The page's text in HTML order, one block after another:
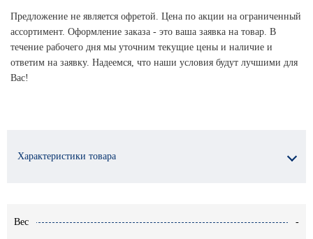
Предложение не является офретой. Цена по акции на ограниченный
ассортимент. Оформление заказа - это ваша заявка на товар. В
течение рабочего дня мы уточним текущие цены и наличие и
ответим на заявку. Надеемся, что наши условия будут лучшими для
Вас!
Характеристики товара
Вес -